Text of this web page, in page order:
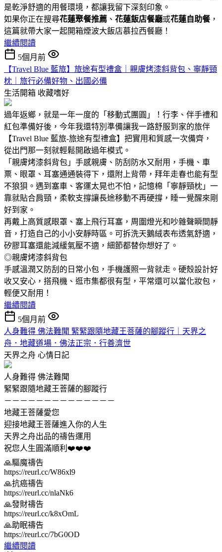
是乾淨舒適的用餐環境，都讓我留下深刻印象。
如果你正在搜尋花蓮聚餐推薦 、 花蓮飯店餐廳或花蓮自助餐，
這篇就帶大家一起開箱煙波大飯店慕拉西餐廳！
繼續閱讀
5個月前
【Travel Blue 藍旅】旅途有型禮盒｜親膚烤漆斜背包、寧靜頸
枕｜旅行必備好物、出國必備
生活開箱 收藏嗜好
過年返鄉，就是一年一度的「移動式團圓」！行李、伴手禮和
紅包準備好後，今年我還特別準備讓我一路舒服到家的旅伴
【Travel Blue 藍旅-旅途有型禮盒】把實用和質感一次備齊，
從出門那一刻就輕鬆開啟過年模式。
「親膚烤漆斜背包」手感親膚、防刮防水又耐用，手機、車
票、眼罩、耳塞通通裝得下，還附上背帶，拜年走春也能有型
不狼狽。遇到塞車、客運太晃也不怕，記憶棉「寧靜頸枕」一
靠就貼合肩頸，柔軟支撐讓長途移動不再硬撐，睡一覺醒來剛
好到家。
再戴上高質感眼罩、塞上飛行耳塞，周圍燈光和吵雜聲瞬間靜
音，打造自己的小小安靜時區。可拆洗天鵝絨表布透氣舒適，
矽膠耳塞還能減緩氣壓不適，細節都替你想好了。
◎親膚烤漆斜背包
手感溫潤又防刮的日常小包，手機護照一背就走。硬殼設計好
收又安心，搭飛機、逛市集都很有型，平常還可以當化妝包，
輕便又耐用！
繼續閱讀
5個月前
人身難得 佛法難聞 緊緊跟隨地藏王菩薩的腳蹤行｜天界之
舟．地藏道場．佛法正宗．行善濟世
天界之舟 心情日記
人身難得 佛法難聞
緊緊跟隨地藏王菩薩的腳蹤行
－－－－－－－－－－－－－－
地藏王菩薩愛您
迎接地藏王菩薩進入你的人生
天界之舟出品的禱告運用
祝您人生圓滿順利❤️❤️❤️
🙏驅魔禱告
https://reurl.cc/W86xl9
🙏抗癌禱告
https://reurl.cc/nlaNk6
🙏發財禱告
https://reurl.cc/k8xOmL
🙏助眠禱告
https://reurl.cc/7bG0OD
繼續閱讀